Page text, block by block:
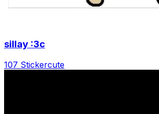
sillay :3c
107 Stickercute